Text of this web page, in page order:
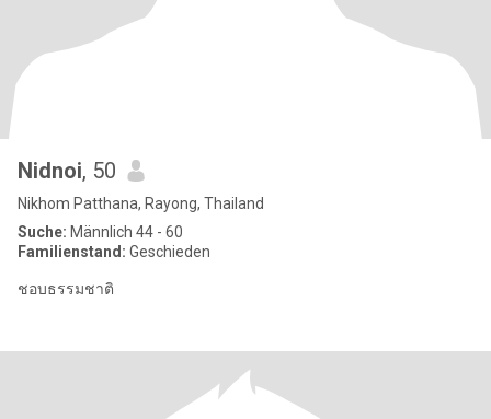
Nidnoi, 50
Nikhom Patthana, Rayong, Thailand
Suche: Männlich 44 - 60
Familienstand: Geschieden
ชอบธรรมชาติ